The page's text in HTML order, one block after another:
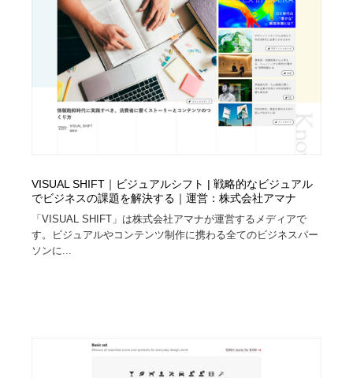
VISUAL SHIFT｜ビジュアルシフト | 戦略的なビジュアル
でビジネスの課題を解決する｜運営：株式会社アマナ
「VISUAL SHIFT」は株式会社アマナが運営するメディアで
す。ビジュアルやコンテンツ制作に携わる全てのビジネスパー
ソンに...